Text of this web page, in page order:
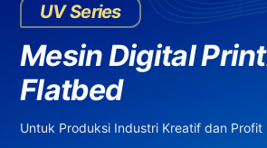
UV Series
Mesin Digital
Flatbed
Untuk Produksi Industri Kreatif dan Profit